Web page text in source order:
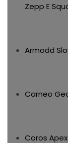
Zepp E
Armodd
Carneo
Coros